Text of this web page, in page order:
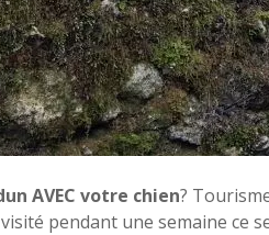
AVEC votre chien?
pendant une semaine ce